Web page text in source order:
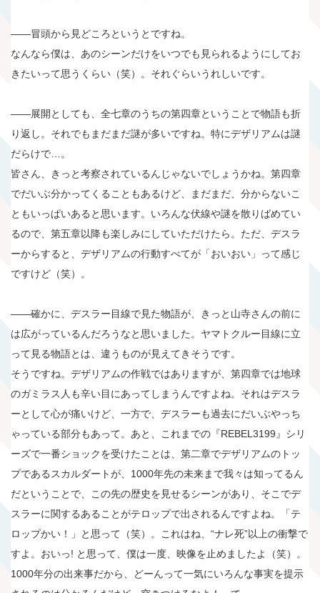
――冒頭から見どころというとですね。
なんなら僕は、あのシーンだけをいつでも見られるようにしてお
きたいって思うくらい（笑）。それぐらいうれしいです。
――展開としても、全七章のうちの第四章ということで物語も折
り返し。それでもまだまだ謎が多いですね。特にデザリアムは謎
だらけで…。
皆さん、きっと考察されているんじゃないでしょうかね。第四章
でだいぶ分かってくることもあるけど、まだまだ、分からないこ
ともいっぱいあると思います。いろんな伏線や謎を散りばめてい
るので、第五章以降も楽しみにしていただけたら。ただ、デスラ
ーからすると、デザリアムの行動すべてが「おいおい」って感じ
ですけど（笑）。
――確かに、デスラー目線で見た物語が、きっと山寺さんの前に
は広がっているんだろうなと思いました。ヤマトクルー目線に立
って見る物語とは、違うものが見えてきそうです。
そうですね。デザリアムの作戦ではありますが、第四章では地球
のガミラス人も辛い目にあってしまうんですよね。それはデスラ
ーとして心が痛いけど、一方で、デスラーも過去にだいぶやっち
ゃっている部分もあって。あと、これまでの『REBEL3199』シリ
ーズで一番ショックを受けたことは、第二章でデザリアムのトッ
プであるスカルダートが、1000年先の未来まで我々は知ってるん
だということで、この先の歴史を見せるシーンがあり、そこでデ
スラーに関するあることがテロップで出されるんですよね。「テ
ロップかい！」と思って（笑）。これはね、“ナレ死”以上の衝撃で
すよ。おいっ! と思って、僕は一度、映像を止めましたよ（笑）。
1000年分の出来事だから、どーんって一気にいろんな事実を提示